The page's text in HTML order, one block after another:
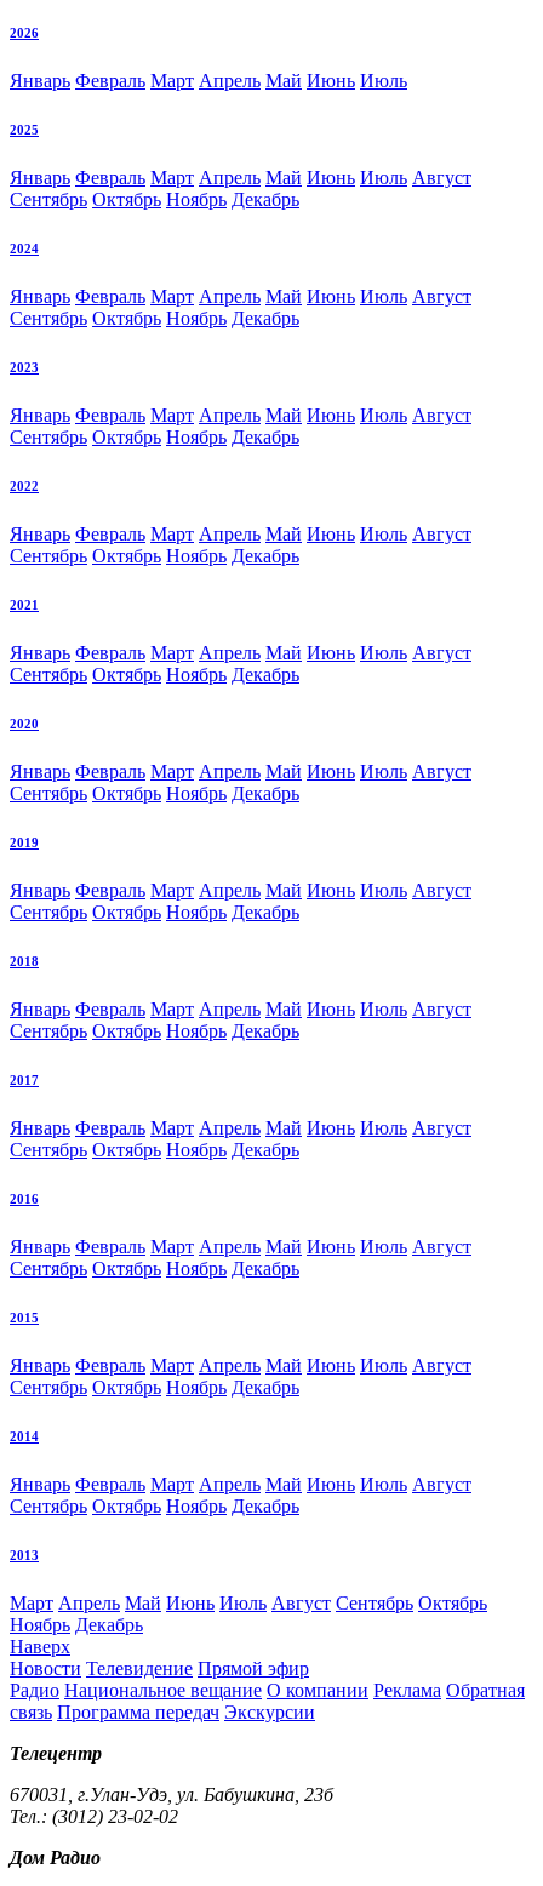
2026
Январь Февраль Март Апрель Май Июнь Июль
2025
Январь Февраль Март Апрель Май Июнь Июль Август
Сентябрь Октябрь Ноябрь Декабрь
2024
Январь Февраль Март Апрель Май Июнь Июль Август
Сентябрь Октябрь Ноябрь Декабрь
2023
Январь Февраль Март Апрель Май Июнь Июль Август
Сентябрь Октябрь Ноябрь Декабрь
2022
Январь Февраль Март Апрель Май Июнь Июль Август
Сентябрь Октябрь Ноябрь Декабрь
2021
Январь Февраль Март Апрель Май Июнь Июль Август
Сентябрь Октябрь Ноябрь Декабрь
2020
Январь Февраль Март Апрель Май Июнь Июль Август
Сентябрь Октябрь Ноябрь Декабрь
2019
Январь Февраль Март Апрель Май Июнь Июль Август
Сентябрь Октябрь Ноябрь Декабрь
2018
Январь Февраль Март Апрель Май Июнь Июль Август
Сентябрь Октябрь Ноябрь Декабрь
2017
Январь Февраль Март Апрель Май Июнь Июль Август
Сентябрь Октябрь Ноябрь Декабрь
2016
Январь Февраль Март Апрель Май Июнь Июль Август
Сентябрь Октябрь Ноябрь Декабрь
2015
Январь Февраль Март Апрель Май Июнь Июль Август
Сентябрь Октябрь Ноябрь Декабрь
2014
Январь Февраль Март Апрель Май Июнь Июль Август
Сентябрь Октябрь Ноябрь Декабрь
2013
Март Апрель Май Июнь Июль Август Сентябрь Октябрь
Ноябрь Декабрь
Наверх
Новости Телевидение Прямой эфир
Радио Национальное вещание О компании Реклама Обратная
связь Программа передач Экскурсии
Телецентр
670031, г.Улан-Удэ, ул. Бабушкина, 23б
Тел.: (3012) 23-02-02
Дом Радио